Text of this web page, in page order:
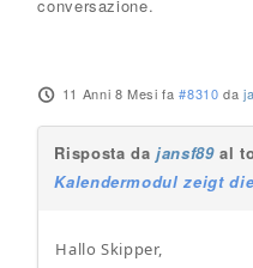
conversazione.
11 Anni 8 Mesi fa #8310 da
Risposta dajansf89al
Kalendermodul zeigt
Hallo Skipper,